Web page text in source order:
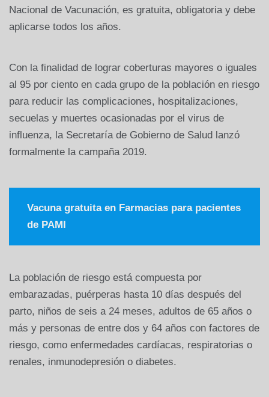
Nacional de Vacunación, es gratuita, obligatoria y debe
aplicarse todos los años.
Con la finalidad de lograr coberturas mayores o iguales
al 95 por ciento en cada grupo de la población en riesgo
para reducir las complicaciones, hospitalizaciones,
secuelas y muertes ocasionadas por el virus de
influenza, la Secretaría de Gobierno de Salud lanzó
formalmente la campaña 2019.
Vacuna gratuita en Farmacias para pacientes
de PAMI
La población de riesgo está compuesta por
embarazadas, puérperas hasta 10 días después del
parto, niños de seis a 24 meses, adultos de 65 años o
más y personas de entre dos y 64 años con factores de
riesgo, como enfermedades cardíacas, respiratorias o
renales, inmunodepresión o diabetes.